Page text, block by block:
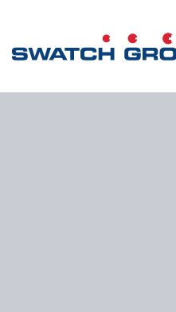
contenuto